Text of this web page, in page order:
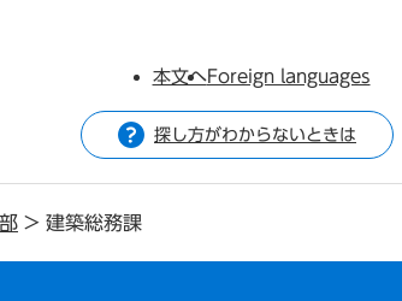
本文へForeign languages
探し方がわからないときは
> 建築総務課